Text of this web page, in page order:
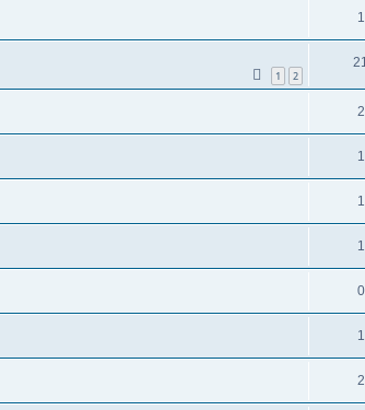
1
1 2
2
1
1
1
0
1
2